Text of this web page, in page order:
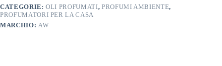
CATEGORIE:OLI PROFUMATI, PROFUMI AMBIENTE,
PROFUMATORI PER LA CASA
MARCHIO: AW